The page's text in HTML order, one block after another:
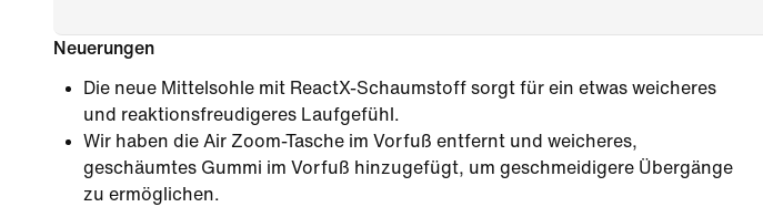
Neuerungen
Die neue Mittelsohle mit ReactX-Schaumstoff sorgt für ein etwas weicheres
und reaktionsfreudigeres Laufgefühl.
Wir haben die Air Zoom-Tasche im Vorfuß entfernt und weicheres,
geschäumtes Gummi im Vorfuß hinzugefügt, um geschmeidigere Übergänge
zu ermöglichen.